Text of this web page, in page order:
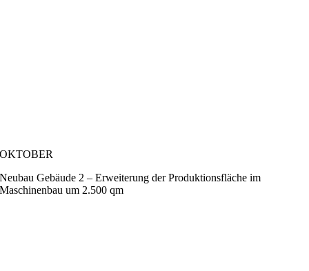
OKTOBER
Neubau Gebäude 2 – Erweiterung der Produktionsfläche im
Maschinenbau um 2.500 qm